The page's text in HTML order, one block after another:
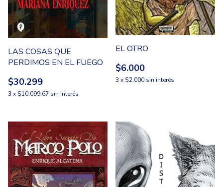
LAS COSAS QUE
PERDIMOS EN EL FUEGO
$30.299
3 x $10.099,67 sin interés
EL OTRO
$6.000
3 x $2.000 sin interés